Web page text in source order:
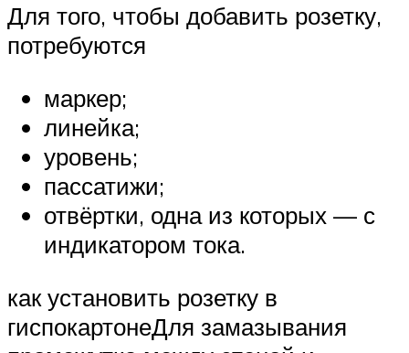
Для того, чтобы добавить розетку,
потребуются
маркер;
линейка;
уровень;
пассатижи;
отвёртки, одна из которых — с
индикатором тока.
как установить розетку в
гиспокартонеДля замазывания